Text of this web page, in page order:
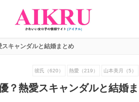
キャンダルと結婚まとめ
彼氏（620） 熱愛（219） 山本美月（5）
？熱愛スキャンダルと結婚ま